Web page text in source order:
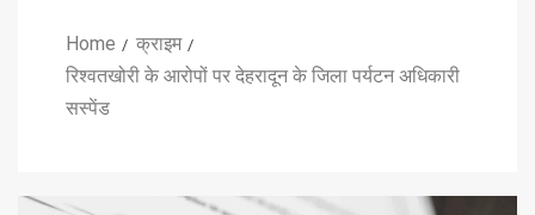
Home
क्राइम
रिश्वतखोरी के आरोपों पर देहरादून के जिला पर्यटन अधिकारी
सस्पेंड